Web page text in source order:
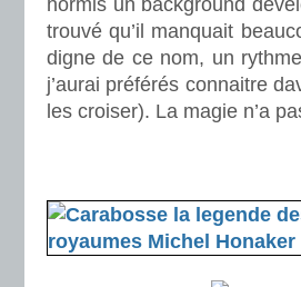
hormis un background
trouvé qu’il manquait
digne de ce nom, un
j’aurai préférés connaitre
les croiser). La magie n’a